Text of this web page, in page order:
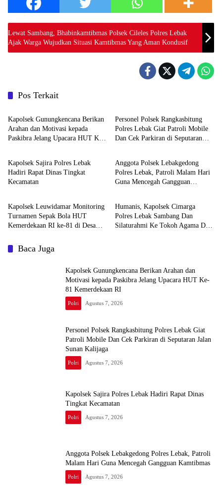
Lewat Sambang, Bhabinkamtibmas Polsek Cileles Polres Lebak
Ajak Warga Wujudkan Situasi Kamtibmas Yang Aman Kondusif
Pos Terkait
Polri
‎Kapolsek Gunungkencana Berikan
Arahan dan Motivasi kepada
Paskibra Jelang Upacara HUT Ke-
Personel Polsek Rangkasbitung
Polres Lebak Giat Patroli Mobile
Dan Cek Parkiran di Seputaran
Polri
Kapolsek Sajira Polres Lebak
Hadiri Rapat Dinas Tingkat
Kecamatan
Polri
Anggota Polsek Lebakgedong
Polres Lebak, Patroli Malam Hari
Guna Mencegah Gangguan
Polri
Kapolsek Leuwidamar Monitoring
Turnamen Sepak Bola HUT
Kemerdekaan RI ke-81 di Desa
Polri
Humanis, Kapolsek Cimarga
Polres Lebak Sambang Dan
Silaturahmi Ke Tokoh Agama Desa
Baca Juga
‎Kapolsek Gunungkencana Berikan Arahan dan
Motivasi kepada Paskibra Jelang Upacara HUT Ke-
81 Kemerdekaan RI
Polri Agustus 7, 2026
Personel Polsek Rangkasbitung Polres Lebak Giat
Patroli Mobile Dan Cek Parkiran di Seputaran Jalan
Sunan Kalijaga
Polri Agustus 7, 2026
Kapolsek Sajira Polres Lebak Hadiri Rapat Dinas
Tingkat Kecamatan
Polri Agustus 7, 2026
Anggota Polsek Lebakgedong Polres Lebak, Patroli
Malam Hari Guna Mencegah Gangguan Kamtibmas
Polri Agustus 7, 2026